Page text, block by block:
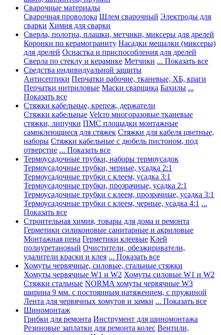
Сварочные материалы
Сварочная проволока Шлем сварочный Электроды для
сварки Химия для сварки
Сверла, полотна, плашки, метчики, миксеры для дрелей
Коронки по керамограниту Насадки мешалки (миксеры)
для дрелей Оснастка и приспособления для дрелей
Сверла по стеклу и керамике Метчики ... Показать все
Средства индивидуальной защиты
Антисептики Перчатки рабочие, тканевые, ХБ, краги
Перчатки нитриловые Маски сварщика Бахилы ...
Показать все
Стяжки кабельные, крепеж, держатели
Стяжки кабельные Velcro многоразовые тканевые
стяжки, липучки ПМС площадки монтажные
самоклеющиеся для стяжек Стяжки для кабеля цветные,
наборы Стяжки кабельные с дюбель пистоном, под
отверстие ... Показать все
Термоусадочные трубки, наборы термоусадок
Термоусадочные трубки, черные, усадка 2:1
Термоусадочные трубки с клеем, усадка 3:1
Термоусадочные трубки, прозрачные, усадка 2:1
Термоусадочные трубки с клеем, прозрачные, усадка 3:1
Термоусадочные трубки с клеем, черные, усадка 4:1 ...
Показать все
Строительная химия, товары для дома и ремонта
Герметики силиконовые санитарные и акриловые
Монтажная пена Герметики клеевые Клей
полиуретановый Очистители, обезжириватели,
удалители краски и клея ... Показать все
Хомуты червячные, силовые, стальные стяжки
Хомуты червячные W1 и W2 Хомуты силовые W1 и W2
Стяжки стальные NORMA хомуты червячные W3
ширина 9 мм. с постоянным натяжением, с пружиной
Лента для червячных хомутов и замки ... Показать все
Шиномонтаж
Грибки для ремонта Инструмент для шиномонтажа
Резиновые заплатки для ремонта колес Вентили,